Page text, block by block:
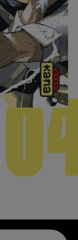
S’inscrire